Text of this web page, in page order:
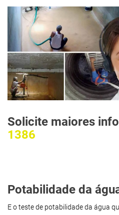
Solicite maiores
1386
Potabilidade da
E o teste de potabilidade da água